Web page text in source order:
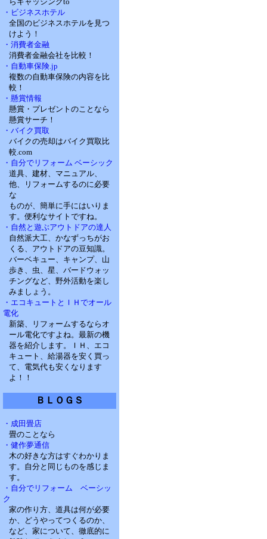
・ビジネスホテル
全国のビジネスホテルを見つ
けよう！
・消費者金融
消費者金融会社を比較！
・自動車保険.jp
複数の自動車保険の内容を比
較！
・懸賞情報
懸賞・プレゼントのことなら
懸賞サーチ！
・バイク買取
バイクの売却はバイク買取比
較.com
・自分でリフォーム ベーシック
道具、建材、マニュアル、
他、リフォームするのに必要
な
ものが、簡単に手にはいりま
す。便利なサイトですね。
・自然と遊ぶアウトドアの達人
自然派大工、かなずっちがお
くる、アウトドアの豆知識。
バーベキュー、キャンプ、山
歩き、虫、星、バードウォッ
チングなど、野外活動を楽し
みましょう。
・エコキュートとＩＨでオール
電化
新築、リフォームするならオ
ール電化ですよね。最新の機
器を紹介します。ＩＨ、エコ
キュート、給湯器を安く買っ
て、電気代も安くなります
よ！！
ＢＬＯＧＳ
・成田畳店
畳のことなら
・健作夢通信
木の好きな方はすぐわかりま
す。自分と同じものを感じま
す。
・自分でリフォーム ベーシッ
ク
家の作り方、道具は何が必要
か、どうやってつくるのか、
など、家について、徹底的に